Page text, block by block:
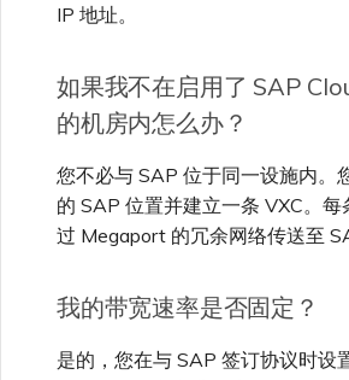
IP 地址。
如果我不在启用了 SAP
的机房内怎么办？
您不必与 SAP 位于同一设施内。
的 SAP 位置并建立一条 VXC。每
过 Megaport 的冗余网络传送至
我的带宽速率是否固定？
是的，您在与 SAP 签订协议时设